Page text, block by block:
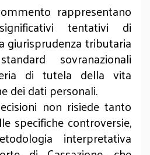
rappresentano
tentativi di
giurisprudenza tributaria
sovranazionali
di tutela della vita
dei dati personali.
non risiede tanto
specifiche controversie,
interpretativa